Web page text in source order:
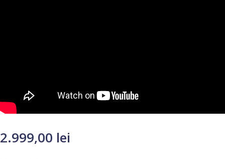
2.999,00 lei